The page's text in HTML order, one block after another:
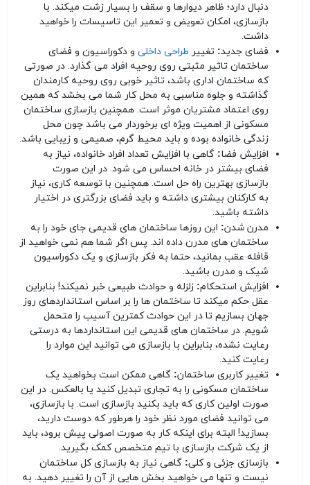
دنبال دارد؛ ظاهر دیوارها و سقف را بسیار زشت میکند. با
بازسازی، امکان تعویض و تعمیر این تاسیسات را خواهید
داشت.
فضای جدید: تغییر طراحی داخلی و دکوراسیون و فضای
ساختمان تاثیر مثبتی روی روحیه افراد می گذارد. در صورتی
که ساختمان اداری باشد، تاثیر خوبی روی روحیه کارمندان
گذاشته و جلوه مناسبی به محل کار شما می بخشد که همین
روی اعتماد مشتریان موثر است. همچنین بازسازی ساختمان
مسکونی از اهمیت ویژه ای برخوردار می باشد چون محل
زندگی خانواده بوده و باید محیط گرم، صمیمی و زیبایی باشد.
افزایش فضا: گاهی با افزایش تعداد افراد خانواده، نیاز به
فضای بیشتر در خانه احساس می شود. در این صورت
بازسازی بهترین راه حل است. همچنین با توسعه کاری، نیاز
به کارکنان بیشتری داشته و باید فضای بزرگتری در اختیار
داشته باشید.
مدرن شدن: این روزها ساختمان های قدیمی جای خود را به
ساختمان های مدرن داده اند. پس اگر شما هم نمی خواهید از
قافله عقب بمانید، حتما به فکر بازسازی و یک دکوراسیون
شیک و مدرن باشید.
افزایش استحکام: زلزله و حوادث طبیعی خبر نمیکند! بنابراین
عقل حکم میکند تا ساختمان ها را بر اساس استانداردهای روز
جهان بسازیم تا در این حوادث کمترین آسیب را متحمل
شویم. در ساختمان های قدیمی این استانداردها به درستی
رعایت نشده، بنابراین با بازسازی می توانید این موارد را
رعایت کنید.
تغییر کاربری ساختمان: گاهی ممکن است بخواهید یک
ساختمان مسکونی را به تجاری تبدیل کنید یا بالعکس. در این
صورت اولین کاری که باید بکنید بازسازی است. با بازسازی،
می توانید فضای مورد نظر خود را هرطور که دوست دارید،
بسازید! البته برای اینکه کار به صورت اصولی پیش برود، باید
از یک شرکت بازسازی با تیم متخصص کمک بگیرید.
بازسازی جزئی و کلی: گاهی نیاز به بازسازی کل ساختمان
نیست و تنها می خواهید بخش هایی از آن را تغییر دهید. به